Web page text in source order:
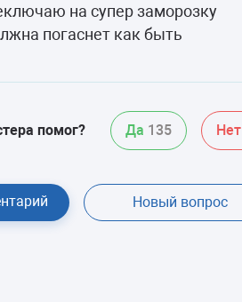
на супер заморозку
погаснет как быть
помог? Да 135 Нет
Новый вопрос